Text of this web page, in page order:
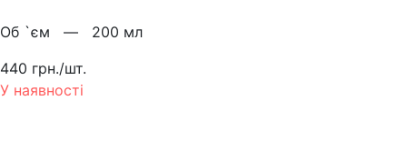
Об `єм — 200 мл
440 грн./шт.
У наявності